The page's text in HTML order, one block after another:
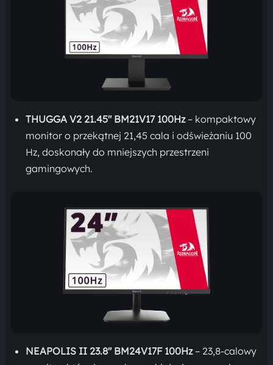
THUGGA V2 21.45″ BM21V17 100Hz– kompaktowy
monitor o przekątnej 21,45 cala i odświeżaniu 100
Hz, doskonały do mniejszych przestrzeni
gamingowych.
NEAPOLIS II 23.8″ BM24V17F 100Hz– 23,8-calowy